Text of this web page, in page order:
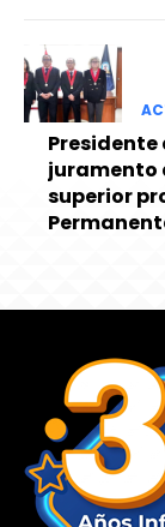
Presidente
juramento
superior